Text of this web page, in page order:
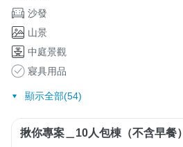
沙發
山景
中庭景觀
寢具用品
顯示全部(54)
揪你專案＿10人包棟（不含早餐）